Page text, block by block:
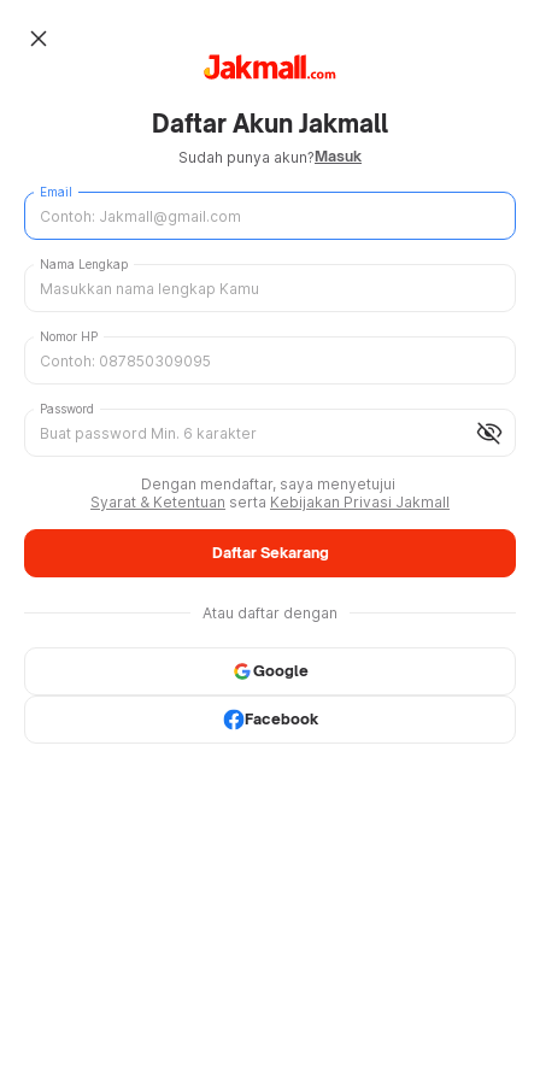
close
Daftar Akun Jakmall
Sudah punya akun?Masuk
Email
Nama Lengkap
Nomor HP
visibility_off
Password
Dengan mendaftar, saya menyetujui
Syarat & Ketentuan serta Kebijakan Privasi Jakmall
Daftar Sekarang
Atau daftar dengan
Google
Facebook